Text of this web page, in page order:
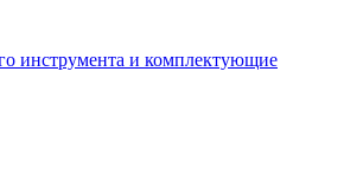
инструмента и комплектующие